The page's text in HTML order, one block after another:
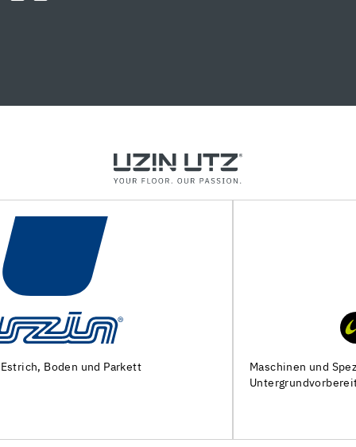
Maschinen und Spezialwerkzeuge zur
Untergrundvorbereitung und Verlegung von Bodenbelägen